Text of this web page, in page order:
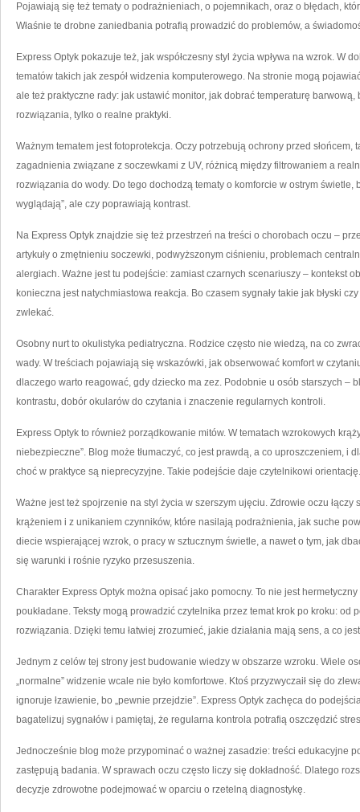
Pojawiają się też tematy o podrażnieniach, o pojemnikach, oraz o błędach,
Właśnie te drobne zaniedbania potrafią prowadzić do problemów, a
Express Optyk pokazuje też, jak współczesny styl życia wpływa na wzrok. W
tematów takich jak zespół widzenia komputerowego. Na stronie mogą
ale też praktyczne rady: jak ustawić monitor, jak dobrać temperaturę
rozwiązania, tylko o realne praktyki.
Ważnym tematem jest fotoprotekcja. Oczy potrzebują ochrony przed
zagadnienia związane z soczewkami z UV, różnicą między filtrowaniem a
rozwiązania do wody. Do tego dochodzą tematy o komforcie w ostrym świetle,
wyglądają”, ale czy poprawiają kontrast.
Na Express Optyk znajdzie się też przestrzeń na treści o chorobach oczu –
artykuły o zmętnieniu soczewki, podwyższonym ciśnieniu, problemach
alergiach. Ważne jest tu podejście: zamiast czarnych scenariuszy – kontekst
konieczna jest natychmiastowa reakcja. Bo czasem sygnały takie jak błyski
zwlekać.
Osobny nurt to okulistyka pediatryczna. Rodzice często nie wiedzą, na co
wady. W treściach pojawiają się wskazówki, jak obserwować komfort w
dlaczego warto reagować, gdy dziecko ma zez. Podobnie u osób starszych –
kontrastu, dobór okularów do czytania i znaczenie regularnych kontroli.
Express Optyk to również porządkowanie mitów. W tematach wzrokowych
niebezpieczne”. Blog może tłumaczyć, co jest prawdą, a co uproszczeniem, i
choć w praktyce są nieprecyzyjne. Takie podejście daje czytelnikowi orientację.
Ważne jest też spojrzenie na styl życia w szerszym ujęciu. Zdrowie oczu łączy
krążeniem i z unikaniem czynników, które nasilają podrażnienia, jak suche
diecie wspierającej wzrok, o pracy w sztucznym świetle, a nawet o tym, jak
się warunki i rośnie ryzyko przesuszenia.
Charakter Express Optyk można opisać jako pomocny. To nie jest
poukładane. Teksty mogą prowadzić czytelnika przez temat krok po kroku: od
rozwiązania. Dzięki temu łatwiej zrozumieć, jakie działania mają sens, a co
Jednym z celów tej strony jest budowanie wiedzy w obszarze wzroku. Wiele
„normalne” widzenie wcale nie było komfortowe. Ktoś przyzwyczaił się do
ignoruje łzawienie, bo „pewnie przejdzie”. Express Optyk zachęca do
bagatelizuj sygnałów i pamiętaj, że regularna kontrola potrafią oszczędzić
Jednocześnie blog może przypominać o ważnej zasadzie: treści edukacyjne
zastępują badania. W sprawach oczu często liczy się dokładność. Dlatego
decyzje zdrowotne podejmować w oparciu o rzetelną diagnostykę.